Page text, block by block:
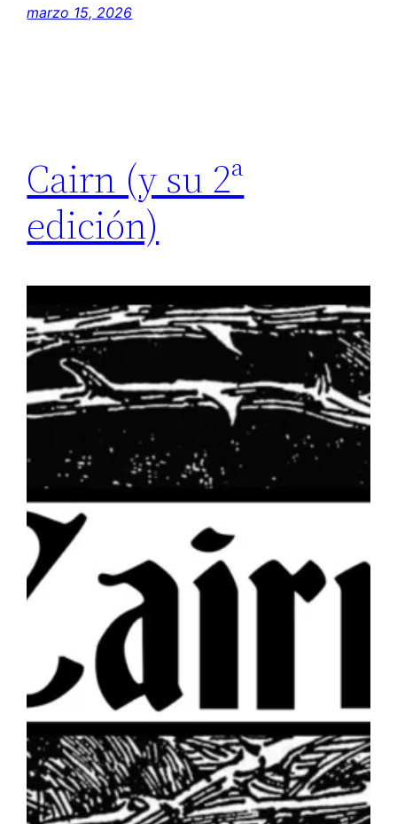
marzo 15, 2026
Cairn (y su 2ª
edición)